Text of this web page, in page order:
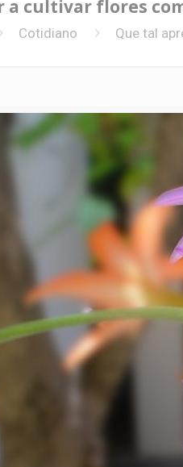
a cultivar flores
Cotidiano Que tal